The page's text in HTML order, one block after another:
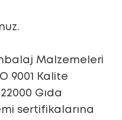
Malzemeleri
9001 Kalite
Gıda
sertifikalarına